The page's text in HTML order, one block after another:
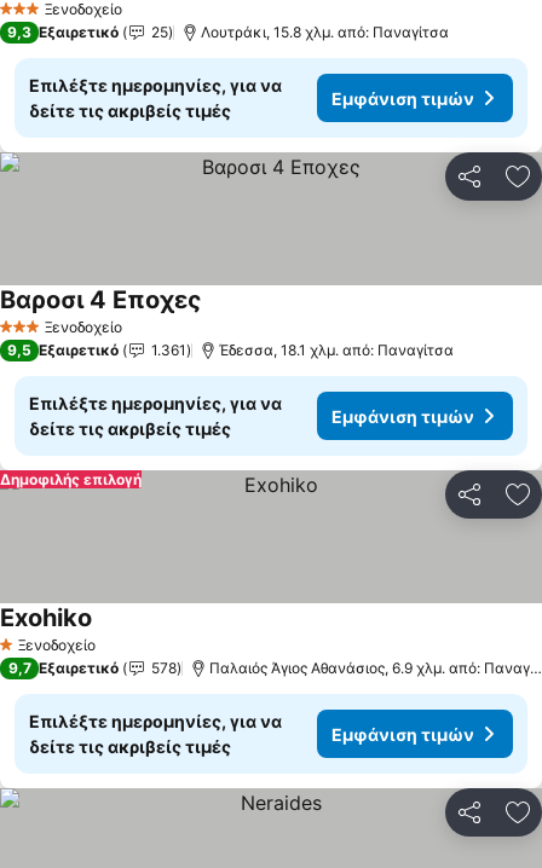
3 ΑστέριαΞενοδοχείο
9,3 Εξαιρετικό 25 Λουτράκι, 15.8 χλμ. από: Παναγίτσα
Επιλέξτε ημερομηνίες, για να
δείτε τις ακριβείς τιμές
Εμφάνιση τιμών
3 ΑστέριαΞενοδοχείο
Βαροσι 4 Εποχες
9,5 Εξαιρετικό 1.361 Έδεσσα, 18.1 χλμ. από: Παναγίτσα
Επιλέξτε ημερομηνίες, για να
δείτε τις ακριβείς τιμές
Εμφάνιση τιμών
Δημοφιλής επιλογή
1 Αστέρια
Ξενοδοχείο
Exohiko
9,7 Εξαιρετικό 578 Παλαιός Άγιος Αθανάσιος, 6.9 χλμ. από: Παναγίτσα
Επιλέξτε ημερομηνίες, για να
δείτε τις ακριβείς τιμές
Εμφάνιση τιμών